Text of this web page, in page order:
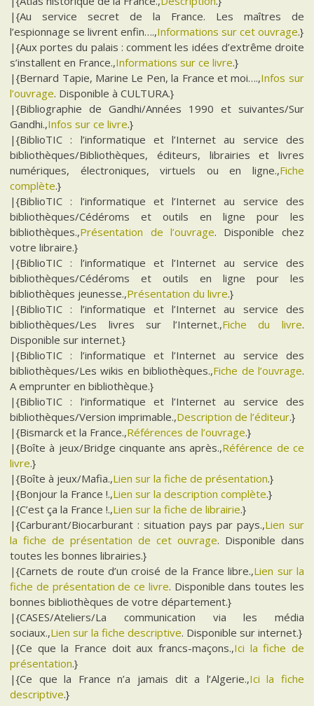
|{Au service secret de la France. Les maîtres de
l’espionnage se livrent enfin….,Informations sur cet ouvrage.}
|{Aux portes du palais : comment les idées d’extrême droite
s’installent en France.,Informations sur ce livre.}
|{Bernard Tapie, Marine Le Pen, la France et moi….,Infos sur
l’ouvrage. Disponible à CULTURA.}
|{Bibliographie de Gandhi/Années 1990 et suivantes/Sur
Gandhi.,Infos sur ce livre.}
|{BiblioTIC : l’informatique et l’Internet au service des
bibliothèques/Bibliothèques, éditeurs, librairies et livres
numériques, électroniques, virtuels ou en ligne.,Fiche
complète.}
|{BiblioTIC : l’informatique et l’Internet au service des
bibliothèques/Cédéroms et outils en ligne pour les
bibliothèques.,Présentation de l’ouvrage. Disponible chez
votre libraire.}
|{BiblioTIC : l’informatique et l’Internet au service des
bibliothèques/Cédéroms et outils en ligne pour les
bibliothèques jeunesse.,Présentation du livre.}
|{BiblioTIC : l’informatique et l’Internet au service des
bibliothèques/Les livres sur l’Internet.,Fiche du livre.
Disponible sur internet.}
|{BiblioTIC : l’informatique et l’Internet au service des
bibliothèques/Les wikis en bibliothèques.,Fiche de l’ouvrage.
A emprunter en bibliothèque.}
|{BiblioTIC : l’informatique et l’Internet au service des
bibliothèques/Version imprimable.,Description de l’éditeur.}
|{Bismarck et la France.,Références de l’ouvrage.}
|{Boîte à jeux/Bridge cinquante ans après.,Référence de ce
livre.}
|{Boîte à jeux/Mafia.,Lien sur la fiche de présentation.}
|{Bonjour la France !.,Lien sur la description complète.}
|{C’est ça la France !.,Lien sur la fiche de librairie.}
|{Carburant/Biocarburant : situation pays par pays.,Lien sur
la fiche de présentation de cet ouvrage. Disponible dans
toutes les bonnes librairies.}
|{Carnets de route d’un croisé de la France libre.,Lien sur la
fiche de présentation de ce livre. Disponible dans toutes les
bonnes bibliothèques de votre département.}
|{CASES/Ateliers/La communication via les média
sociaux.,Lien sur la fiche descriptive. Disponible sur internet.}
|{Ce que la France doit aux francs-maçons.,Ici la fiche de
présentation.}
|{Ce que la France n’a jamais dit a l’Algerie.,Ici la fiche
descriptive.}